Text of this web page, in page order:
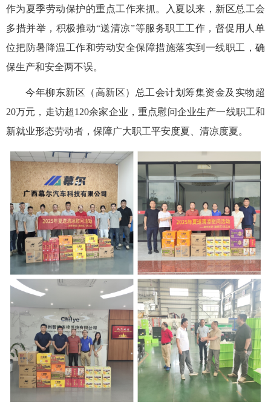
作为夏季劳动保护的重点工作来抓。入夏以来，新区总工会
多措并举，积极推动“送清凉”等服务职工工作，督促用人单
位把防暑降温工作和劳动安全保障措施落实到一线职工，确
保生产和安全两不误。
今年柳东新区（高新区）总工会计划筹集资金及实物超
20万元，走访超120余家企业，重点慰问企业生产一线职工和
新就业形态劳动者，保障广大职工平安度夏、清凉度夏。